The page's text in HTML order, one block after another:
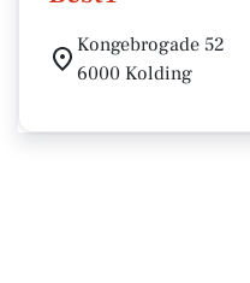
Kongebrogade 52
6000 Kolding